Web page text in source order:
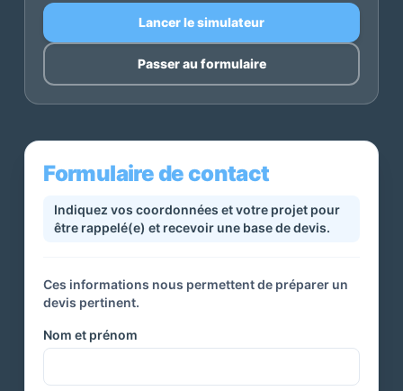
Lancer le simulateur
Passer au formulaire
Formulaire de contact
Indiquez vos coordonnées et votre projet pour
être rappelé(e) et recevoir une base de devis.
Ces informations nous permettent de préparer un
devis pertinent.
Nom et prénom